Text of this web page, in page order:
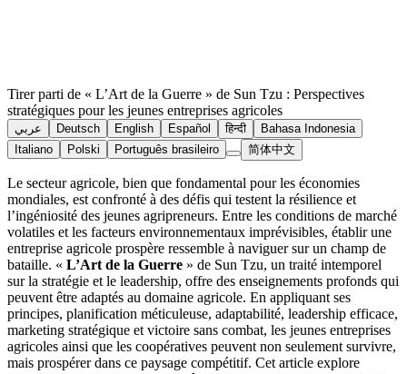
Tirer parti de « L’Art de la Guerre » de Sun Tzu : Perspectives
stratégiques pour les jeunes entreprises agricoles
عربي Deutsch English Español हिन्दी
Bahasa Indonesia
Italiano
Polski Português brasileiro 简体中文
Le secteur agricole, bien que fondamental pour les économies
mondiales, est confronté à des défis qui testent la résilience et
l’ingéniosité des jeunes agripreneurs. Entre les conditions de marché
volatiles et les facteurs environnementaux imprévisibles, établir une
entreprise agricole prospère ressemble à naviguer sur un champ de
bataille. « L’Art de la Guerre » de Sun Tzu, un traité intemporel
sur la stratégie et le leadership, offre des enseignements profonds qui
peuvent être adaptés au domaine agricole. En appliquant ses
principes, planification méticuleuse, adaptabilité, leadership efficace,
marketing stratégique et victoire sans combat, les jeunes entreprises
agricoles ainsi que les coopératives peuvent non seulement survivre,
mais prospérer dans ce paysage compétitif. Cet article explore